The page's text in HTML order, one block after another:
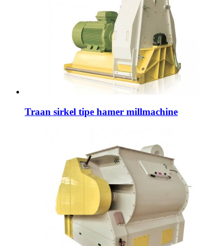
Traan sirkel tipe hamer millmachine